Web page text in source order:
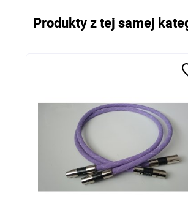
Produkty z tej samej